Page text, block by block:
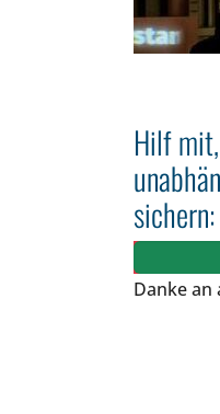
Hilf
sichern:
Danke an